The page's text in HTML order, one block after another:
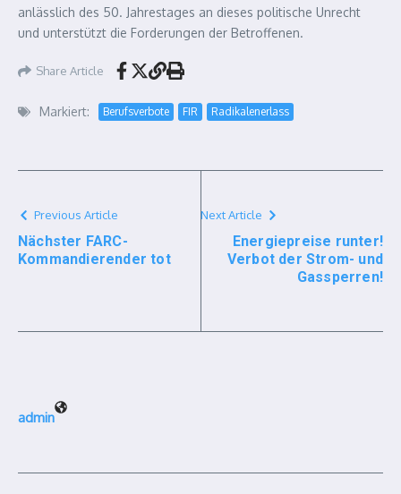
anlässlich des 50. Jahrestages an dieses politische Unrecht
und unterstützt die Forderungen der Betroffenen.
Share Article
Markiert: Berufsverbote FIR Radikalenerlass
Previous Article
Nächster FARC-
Kommandierender tot
Next Article
Energiepreise runter!
Verbot der Strom- und
Gassperren!
admin